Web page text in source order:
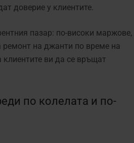
доверие у клиентите.
пазар: по-високи маржове,
ремонт на джанти по време на
ви да се връщат
по колелата и по-